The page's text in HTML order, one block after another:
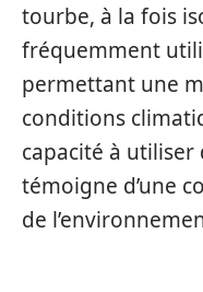
tourbe, à la fois
fréquemment
permettant une
conditions
capacité à utiliser
témoigne d’une
de